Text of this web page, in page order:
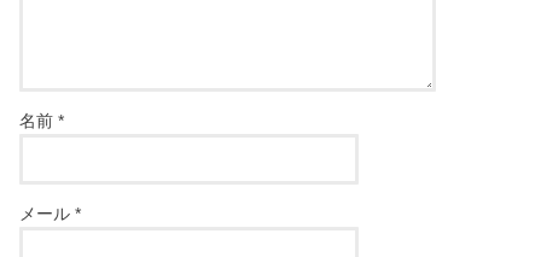
名前*
メール*